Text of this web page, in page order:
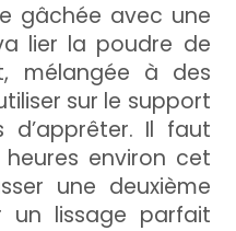
gâchée avec une
lier la poudre de
mélangée à des
sur le support
Il faut
environ cet
une deuxième
un lissage parfait